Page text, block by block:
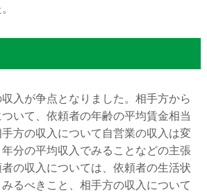
入が争点となりました。相手方から
いて、依頼者の年齢の平均賃金相当
方の収入について自営業の収入は変
分の平均収入でみることなどの主張
の収入については、依頼者の生活状
るべきこと、相手方の収入について